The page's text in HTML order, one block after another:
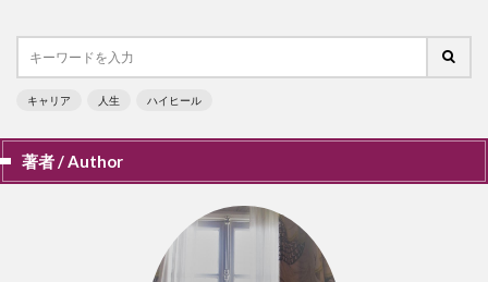
キャリア 人生 ハイヒール
著者 / Author